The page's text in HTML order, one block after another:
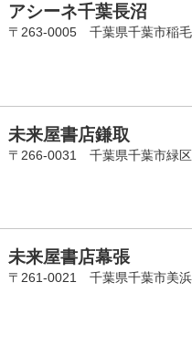
アシーネ千葉長沼
〒263-0005 千葉県千葉市稲
未来屋書店鎌取
〒266-0031 千葉県千葉市緑
未来屋書店幕張
〒261-0021 千葉県千葉市美